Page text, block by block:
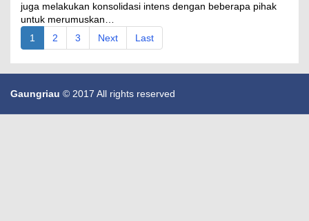
juga melakukan konsolidasi intens dengan beberapa pihak
untuk merumuskan…
1
2 3 Next Last
Gaungriau © 2017 All rights reserved